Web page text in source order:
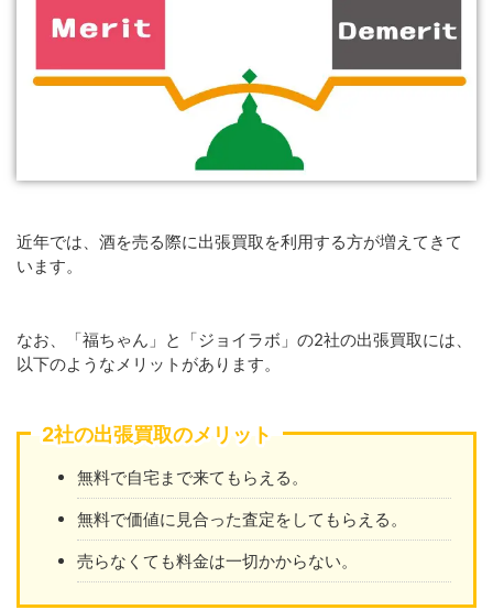
近年では、酒を売る際に出張買取を利用する方が増えてきて
います。
なお、「福ちゃん」と「ジョイラボ」の2社の出張買取には、
以下のようなメリットがあります。
2社の出張買取のメリット
無料で自宅まで来てもらえる。
無料で価値に見合った査定をしてもらえる。
売らなくても料金は一切かからない。